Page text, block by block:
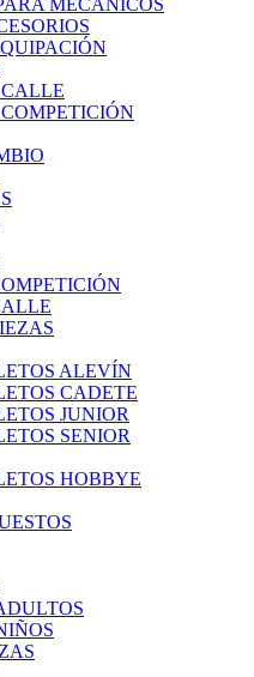
MECÁNICOS
ALEVÍN
CADETE
JUNIOR
SENIOR
HOBBYE